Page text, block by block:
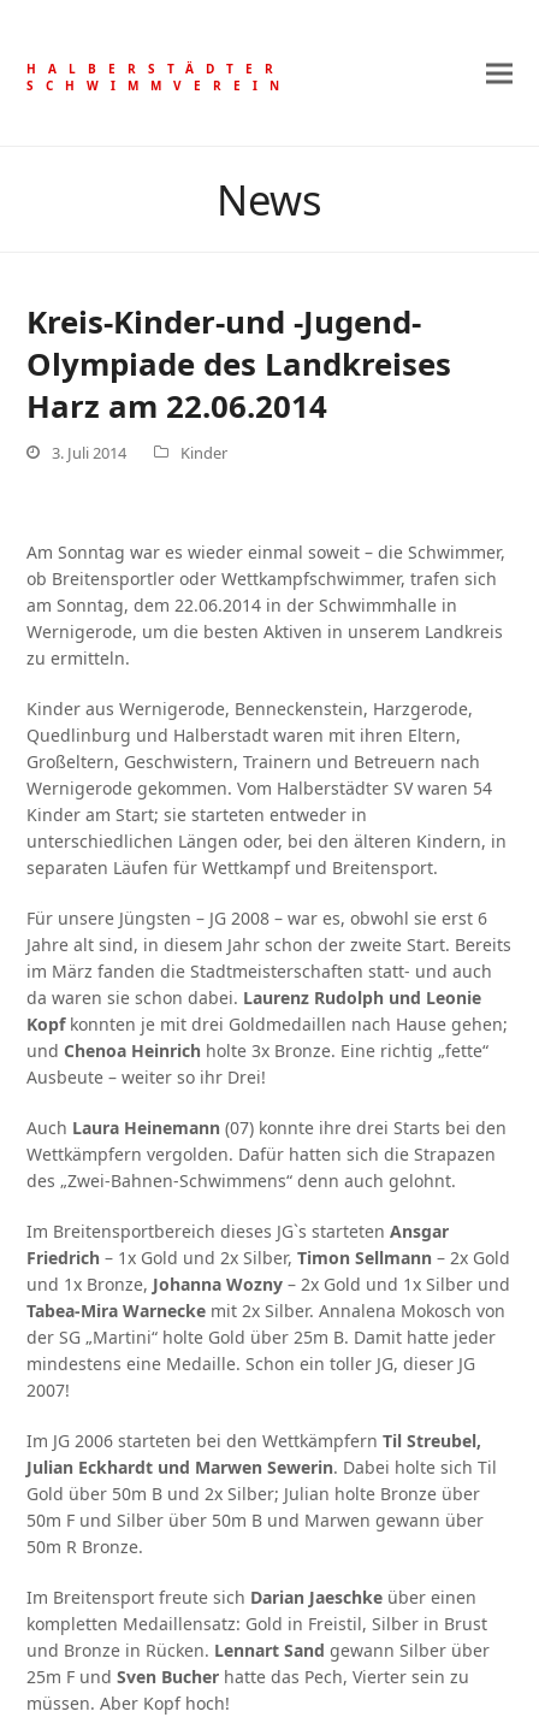
HALBERSTÄDTER
SCHWIMMVEREIN
News
Kreis-Kinder-und -Jugend-
Olympiade des Landkreises
Harz am 22.06.2014
3. Juli 2014 Kinder
Am Sonntag war es wieder einmal soweit – die Schwimmer,
ob Breitensportler oder Wettkampfschwimmer, trafen sich
am Sonntag, dem 22.06.2014 in der Schwimmhalle in
Wernigerode, um die besten Aktiven in unserem Landkreis
zu ermitteln.
Kinder aus Wernigerode, Benneckenstein, Harzgerode,
Quedlinburg und Halberstadt waren mit ihren Eltern,
Großeltern, Geschwistern, Trainern und Betreuern nach
Wernigerode gekommen. Vom Halberstädter SV waren 54
Kinder am Start; sie starteten entweder in
unterschiedlichen Längen oder, bei den älteren Kindern, in
separaten Läufen für Wettkampf und Breitensport.
Für unsere Jüngsten – JG 2008 – war es, obwohl sie erst 6
Jahre alt sind, in diesem Jahr schon der zweite Start. Bereits
im März fanden die Stadtmeisterschaften statt- und auch
da waren sie schon dabei. Laurenz Rudolph und Leonie
Kopfkonnten je mit drei Goldmedaillen nach Hause gehen;
undChenoa Heinrich holte 3x Bronze. Eine richtig „fette“
Ausbeute – weiter so ihr Drei!
Auch Laura Heinemann (07) konnte ihre drei Starts bei den
Wettkämpfern vergolden. Dafür hatten sich die Strapazen
des „Zwei-Bahnen-Schwimmens“ denn auch gelohnt.
Im Breitensportbereich dieses JG`s startetenAnsgar
Friedrich– 1x Gold und 2x Silber,Timon Sellmann – 2x Gold
und 1x Bronze, Johanna Wozny– 2x Gold und 1x Silber und
Tabea-Mira Warnecke mit 2x Silber. Annalena Mokosch von
der SG „Martini“ holte Gold über 25m B. Damit hatte jeder
mindestens eine Medaille. Schon ein toller JG, dieser JG
2007!
Im JG 2006 starteten bei den WettkämpfernTil Streubel,
Julian Eckhardt und Marwen Sewerin. Dabei holte sich Til
Gold über 50m B und 2x Silber; Julian holte Bronze über
50m F und Silber über 50m B und Marwen gewann über
50m R Bronze.
Im Breitensport freute sich Darian Jaeschke über einen
kompletten Medaillensatz: Gold in Freistil, Silber in Brust
und Bronze in Rücken. Lennart Sand gewann Silber über
25m F undSven Bucher hatte das Pech, Vierter sein zu
müssen. Aber Kopf hoch!